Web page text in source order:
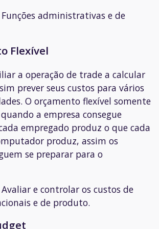
Funções administrativas e de
Flexível
a operação de trade a calcular
prever seus custos para vários
O orçamento flexível somente
a empresa consegue
empregado produz o que cada
produz, assim os
se preparar para o
Avaliar e controlar os custos de
e de produto.